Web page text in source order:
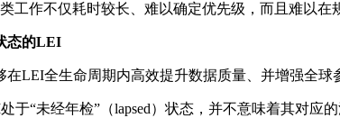
工作不仅耗时较长、难以确定优先级，而且难以在
态的LEI
LEI全生命周期内高效提升数据质量、并增强全球
于“未经年检”（lapsed）状态，并不意味着其对